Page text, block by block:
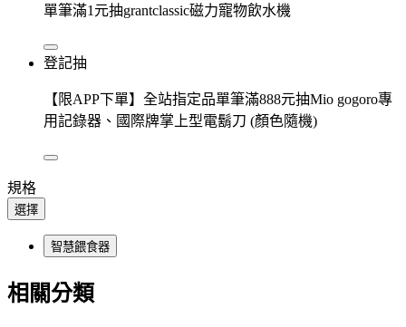
單筆滿1元抽grantclassic磁力寵物飲水機
登記抽
【限APP下單】全站指定品單筆滿888元抽Mio gogoro專
用記錄器、國際牌掌上型電鬍刀 (顏色隨機)
規格
選擇
智慧餵食器
相關分類